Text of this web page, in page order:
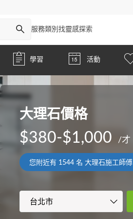
服務類別 找靈感探索
學習 活動
大理石價格
$380-$1,000 /才
您附近有 1544名 大理石施工師傅